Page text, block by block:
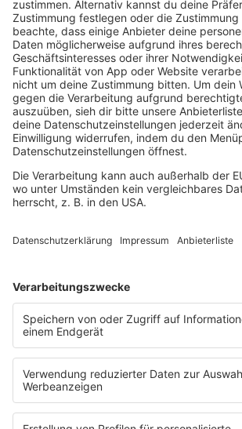
Jetzt den Stream starten!
Es läuft:
Motörhead mit I Don't Believe a Word
Wacken Radio-App
Alle Metal-Streams und
einer App.